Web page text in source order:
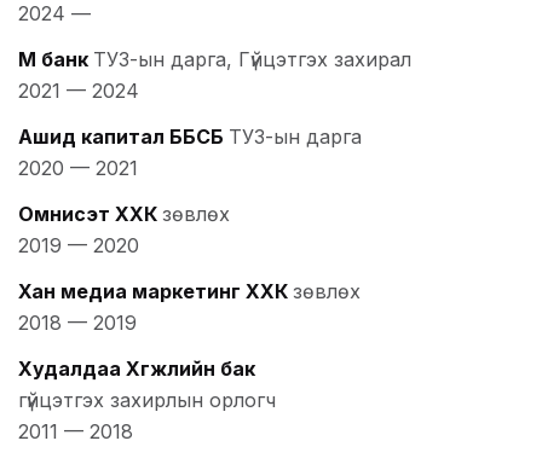
2024 —
М банк ТУЗ-ын дарга, Гүйцэтгэх захирал
2021 — 2024
Ашид капитал ББСБ ТУЗ-ын дарга
2020 — 2021
Омнисэт ХХК зөвлөх
2019 — 2020
Хан медиа маркетинг ХХК зөвлөх
2018 — 2019
Худалдаа Хөгжлийн бак
гүйцэтгэх захирлын орлогч
2011 — 2018